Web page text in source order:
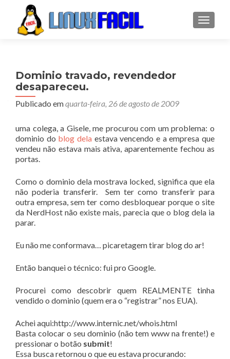
Dominio travado, revendedor
desapareceu.
Publicado emquarta-feira, 26 de agosto de 2009
uma colega, a Gisele, me procurou com um problema: o
dominio do blog dela estava vencendo e a empresa que
vendeu não estava mais ativa, aparentemente fechou as
portas.
Como o dominio dela mostrava locked, significa que ela
não poderia transferir. Sem ter como transferir para
outra empresa, sem ter como desbloquear porque o site
da NerdHost não existe mais, parecia que o blog dela ia
parar.
Eu não me conformava… picaretagem tirar blog do ar!
Então banquei o técnico: fui pro Google.
Procurei como descobrir quem REALMENTE tinha
vendido o dominio (quem era o “registrar” nos EUA).
Achei aqui:http://www.internic.net/whois.html
Basta colocar o seu dominio (não tem www na frente!) e
pressionar o botão submit!
Essa busca retornou o que eu estava procurando: